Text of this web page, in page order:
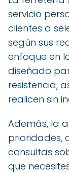
servicio
clientes a
según sus
enfoque en
diseñado
resistencia,
realicen sin
Además, la
prioridades,
consultas
que